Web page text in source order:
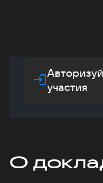
участия
О